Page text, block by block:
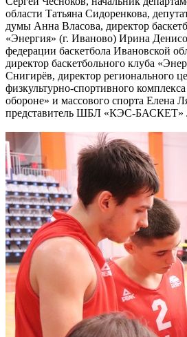
области Татьяна Сидоренкова,
думы Анна Власова, директор
«Энергия» (г. Иваново) Ирина
федерации баскетбола Ивановской
директор баскетбольного клуба
Снигирёв, директор регионального
физкультурно-спортивного
обороне» и массового спорта Елена
представитель ШБЛ «КЭС-БАСКЕТ»